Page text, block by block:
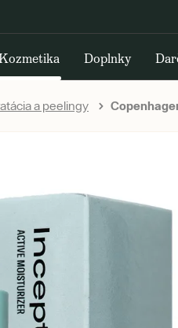
Doplnky
a peelingy